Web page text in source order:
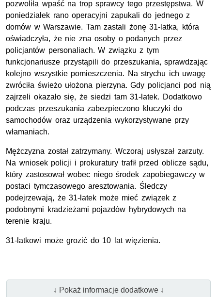
pozwoliła wpaść na trop sprawcy tego przestępstwa. W
poniedziałek rano operacyjni zapukali do jednego z
domów w Warszawie. Tam zastali żonę 31-latka, która
oświadczyła, że nie zna osoby o podanych przez
policjantów personaliach. W związku z tym
funkcjonariusze przystąpili do przeszukania, sprawdzając
kolejno wszystkie pomieszczenia. Na strychu ich uwagę
zwróciła świeżo ułożona pierzyna. Gdy policjanci pod nią
zajrzeli okazało się, że siedzi tam 31-latek. Dodatkowo
podczas przeszukania zabezpieczono kluczyki do
samochodów oraz urządzenia wykorzystywane przy
włamaniach.
Mężczyzna został zatrzymany. Wczoraj usłyszał zarzuty.
Na wniosek policji i prokuratury trafił przed oblicze sądu,
który zastosował wobec niego środek zapobiegawczy w
postaci tymczasowego aresztowania. Śledczy
podejrzewają, że 31-latek może mieć związek z
podobnymi kradzieżami pojazdów hybrydowych na
terenie kraju.
31-latkowi może grozić do 10 lat więzienia.
↓ Pokaż informacje dodatkowe ↓